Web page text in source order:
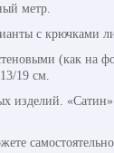
метр.
с крючками
(как на
19 см.